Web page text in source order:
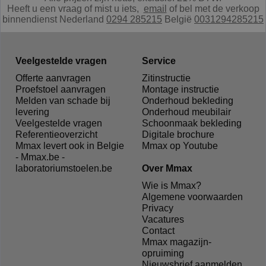
Heeft u een vraag of mist u iets, email of bel met de verkoop
binnendienst Nederland 0294 285215 België 0031294285215
Veelgestelde vragen
Offerte aanvragen
Proefstoel aanvragen
Melden van schade bij
levering
Veelgestelde vragen
Referentieoverzicht
Mmax levert ook in Belgie
- Mmax.be -
laboratoriumstoelen.be
Service
Zitinstructie
Montage instructie
Onderhoud bekleding
Onderhoud meubilair
Schoonmaak bekleding
Digitale brochure
Mmax op Youtube
Over Mmax
Wie is Mmax?
Algemene voorwaarden
Privacy
Vacatures
Contact
Mmax magazijn-
opruiming